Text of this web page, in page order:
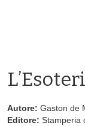
Autore: Gaston de
Editore: Stamperia